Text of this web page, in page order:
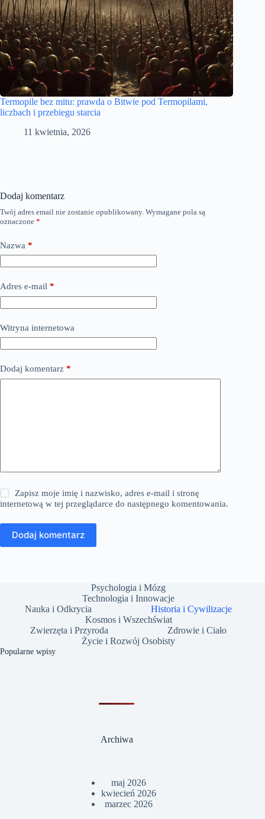
Termopile bez mitu: prawda o Bitwie pod Termopilami,
liczbach i przebiegu starcia
11 kwietnia, 2026
Dodaj komentarz
Twój adres email nie zostanie opublikowany. Wymagane pola są
oznaczone *
Nazwa *
Adres e-mail *
Witryna internetowa
Dodaj komentarz *
Zapisz moje imię i nazwisko, adres e-mail i stronę
internetową w tej przeglądarce do następnego komentowania.
Dodaj komentarz
Psychologia i Mózg
Technologia i Innowacje
Nauka i Odkrycia
Historia i Cywilizacje
Kosmos i Wszechświat
Zwierzęta i Przyroda
Zdrowie i Ciało
Życie i Rozwój Osobisty
Popularne wpisy
Archiwa
maj 2026
kwiecień 2026
marzec 2026